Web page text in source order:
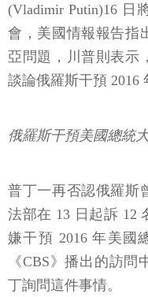
(Vladimir Putin)16 日
會，美國情報報告指
亞問題，川普則表示
談論俄羅斯干預 2016
俄羅斯干預美國總統
普丁一再否認俄羅斯
法部在 13 日起訴 12
嫌干預 2016 年美國
《CBS》播出的訪
丁詢問這件事情。